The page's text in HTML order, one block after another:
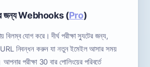
জন্য Webhooks (Pro)
বিলম্ব যোগ করে। দীর্ঘ পরীক্ষা স্যুটের জন্য,
নিবন্ধন করুন যা নতুন ইমেইল আসার সময়
পরীক্ষা 30 বার পোলিংয়ের পরিবর্তে